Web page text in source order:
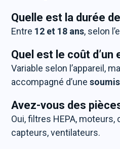
Quelle est la durée
Entre 12 et 18 ans, selon
Quel est le coût d’un
Variable selon l’appareil,
accompagné d’une
Avez-vous des
Oui, filtres HEPA,
capteurs, ventilateurs.